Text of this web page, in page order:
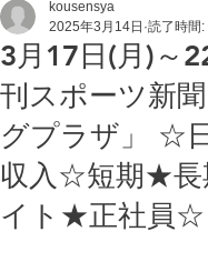
3月17日(月)～
刊スポーツ新
グプラザ」 ☆
収入☆短期★
イト★正社員☆
kousensya
2025年3月14日 読了時間: